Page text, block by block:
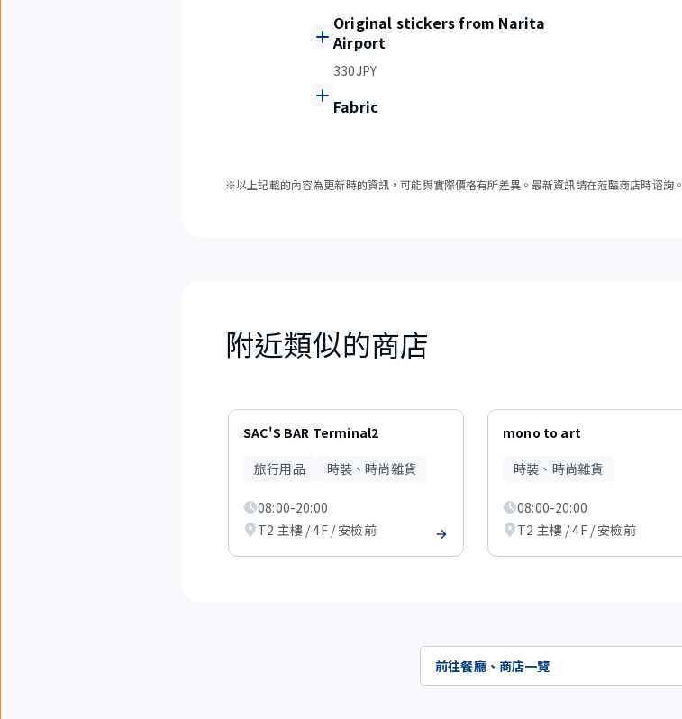
Original stickers from Narita
Airport
330JPY
Fabric
※以上記載的內容為更新時的資訊，可能與實際價格有所差異。最新資訊請在蒞臨商店時谘詢。
附近類似的商店
6
項
SAC'S BAR Terminal2
旅行用品
時裝、時尚雜貨
08:00-20:00
T2 主樓 / 4F / 安檢前
mono to art
時裝、時尚雜貨
08:00-20:00
T2 主樓 / 4F / 安檢前
前往餐廳、商店一覽